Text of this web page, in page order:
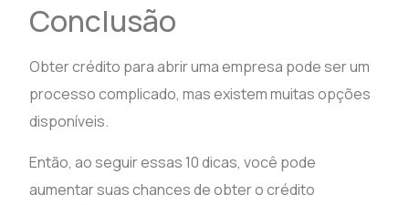
Conclusão
Obter crédito para abrir uma empresa pode ser um
processo complicado, mas existem muitas opções
disponíveis.
Então, ao seguir essas 10 dicas, você pode
aumentar suas chances de obter o crédito